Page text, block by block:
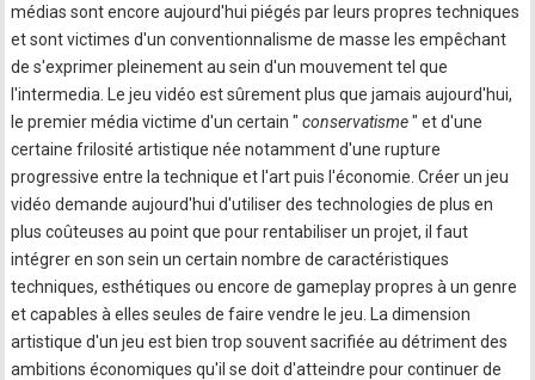
médias sont encore aujourd'hui piégés par leurs propres techniques
et sont victimes d'un conventionnalisme de masse les empêchant
de s'exprimer pleinement au sein d'un mouvement tel que
l'intermedia. Le jeu vidéo est sûrement plus que jamais aujourd'hui,
le premier média victime d'un certain " conservatisme" et d'une
certaine frilosité artistique née notamment d'une rupture
progressive entre la technique et l'art puis l'économie. Créer un jeu
vidéo demande aujourd'hui d'utiliser des technologies de plus en
plus coûteuses au point que pour rentabiliser un projet, il faut
intégrer en son sein un certain nombre de caractéristiques
techniques, esthétiques ou encore de gameplay propres à un genre
et capables à elles seules de faire vendre le jeu. La dimension
artistique d'un jeu est bien trop souvent sacrifiée au détriment des
ambitions économiques qu'il se doit d'atteindre pour continuer de